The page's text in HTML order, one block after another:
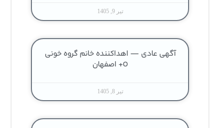
تیر 9, 1405
آگهی عادی — اهداکننده خانم گروه خونی
O+ اصفهان
تیر 8, 1405